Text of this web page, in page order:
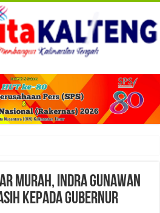
Murah, Indra Gunawan
Kepada Gubernur